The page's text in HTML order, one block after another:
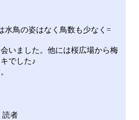
水鳥の姿はなく鳥数も少なく=
いました。他には桜広場から梅
でした♪
読者